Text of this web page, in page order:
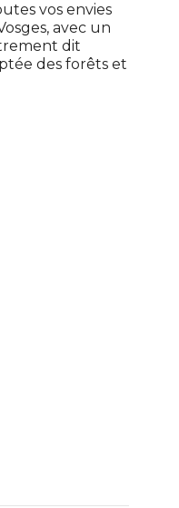
vos envies
avec un
dit
des forêts et